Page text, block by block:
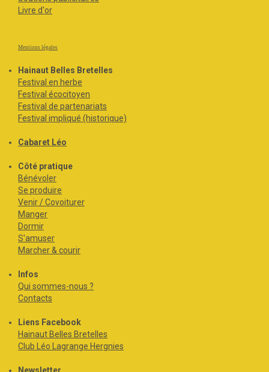
Livre d'or
Mentions légales
Hainaut Belles Bretelles
Festival en herbe
Festival écocitoyen
Festival de partenariats
Festival impliqué (historique)
Cabaret Léo
Côté pratique
Bénévoler
Se produire
Venir / Covoiturer
Manger
Dormir
S'amuser
Marcher & courir
Infos
Qui sommes-nous ?
Contacts
Liens Facebook
Hainaut Belles Bretelles
Club Léo Lagrange Hergnies